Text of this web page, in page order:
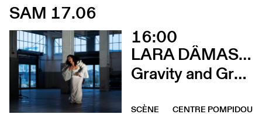
SAM 17.06
16:00
LARA DÂMASO AVEC LUDWIG ABRAHAM
Gravity and Grace
CENTRE POMPIDOU
SCÈNE